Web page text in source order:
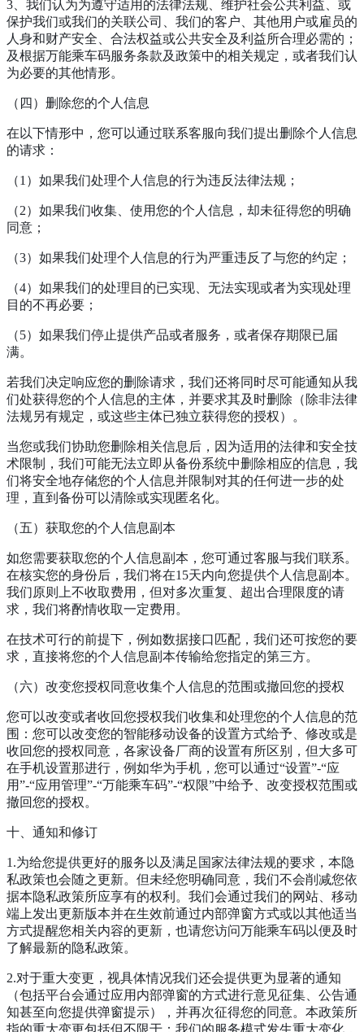
3、我们认为为遵守适用的法律法规、维护社会公共利益、或
保护我们或我们的关联公司、我们的客户、其他用户或雇员的
人身和财产安全、合法权益或公共安全及利益所合理必需的；
及根据万能乘车码服务条款及政策中的相关规定，或者我们认
为必要的其他情形。
（四）删除您的个人信息
在以下情形中，您可以通过联系客服向我们提出删除个人信息
的请求：
（1）如果我们处理个人信息的行为违反法律法规；
（2）如果我们收集、使用您的个人信息，却未征得您的明确
同意；
（3）如果我们处理个人信息的行为严重违反了与您的约定；
（4）如果我们的处理目的已实现、无法实现或者为实现处理
目的不再必要；
（5）如果我们停止提供产品或者服务，或者保存期限已届
满。
若我们决定响应您的删除请求，我们还将同时尽可能通知从我
们处获得您的个人信息的主体，并要求其及时删除（除非法律
法规另有规定，或这些主体已独立获得您的授权）。
当您或我们协助您删除相关信息后，因为适用的法律和安全技
术限制，我们可能无法立即从备份系统中删除相应的信息，我
们将安全地存储您的个人信息并限制对其的任何进一步的处
理，直到备份可以清除或实现匿名化。
（五）获取您的个人信息副本
如您需要获取您的个人信息副本，您可通过客服与我们联系。
在核实您的身份后，我们将在15天内向您提供个人信息副本。
我们原则上不收取费用，但对多次重复、超出合理限度的请
求，我们将酌情收取一定费用。
在技术可行的前提下，例如数据接口匹配，我们还可按您的要
求，直接将您的个人信息副本传输给您指定的第三方。
（六）改变您授权同意收集个人信息的范围或撤回您的授权
您可以改变或者收回您授权我们收集和处理您的个人信息的范
围：您可以改变您的智能移动设备的设置方式给予、修改或是
收回您的授权同意，各家设备厂商的设置有所区别，但大多可
在手机设置那进行，例如华为手机，您可以通过“设置”-“应
用”-“应用管理”-“万能乘车码”-“权限”中给予、改变授权范围或
撤回您的授权。
十、通知和修订
1.为给您提供更好的服务以及满足国家法律法规的要求，本隐
私政策也会随之更新。但未经您明确同意，我们不会削减您依
据本隐私政策所应享有的权利。我们会通过我们的网站、移动
端上发出更新版本并在生效前通过内部弹窗方式或以其他适当
方式提醒您相关内容的更新，也请您访问万能乘车码以便及时
了解最新的隐私政策。
2.对于重大变更，视具体情况我们还会提供更为显著的通知
（包括平台会通过应用内部弹窗的方式进行意见征集、公告通
知甚至向您提供弹窗提示），并再次征得您的同意。本政策所
指的重大变更包括但不限于：我们的服务模式发生重大变化，